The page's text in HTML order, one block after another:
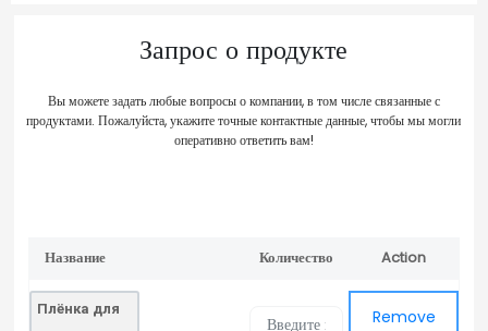
Запрос о продукте
Вы можете задать любые вопросы о компании, в том числе связанные с
продуктами. Пожалуйста, укажите точные контактные данные, чтобы мы могли
оперативно ответить вам!
Название
продукта
Количество Action
Remove
Плёнка для
Remove